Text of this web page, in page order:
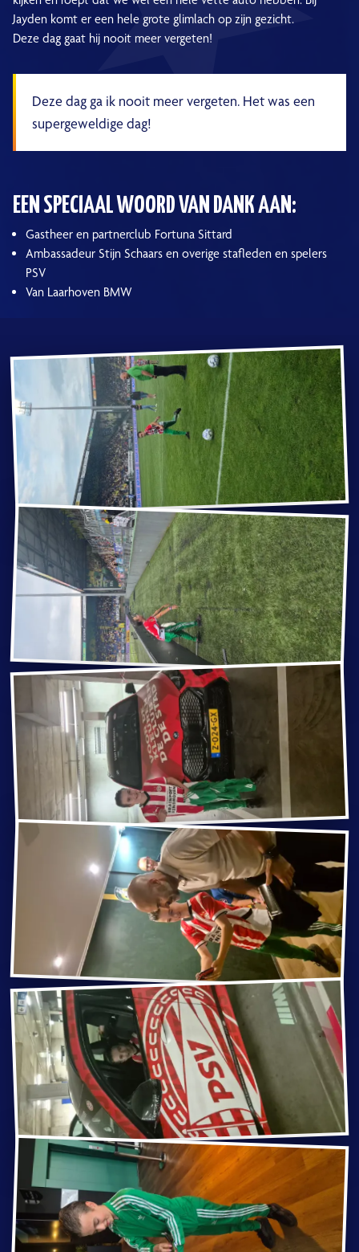
Jayden komt er een hele grote glimlach op zijn gezicht.
Deze dag gaat hij nooit meer vergeten!
Deze dag ga ik nooit meer vergeten. Het was een
supergeweldige dag!
EEN SPECIAAL WOORD VAN DANK AAN:
Gastheer en partnerclub Fortuna Sittard
Ambassadeur Stijn Schaars en overige stafleden en spelers
PSV
Van Laarhoven BMW